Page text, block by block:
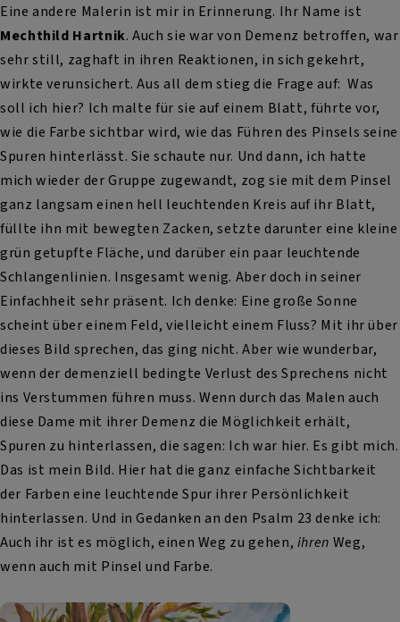
Eine andere Malerin ist mir in Erinnerung. Ihr Name ist
Mechthild Hartnik. Auch sie war von Demenz betroffen, war
sehr still, zaghaft in ihren Reaktionen, in sich gekehrt,
wirkte verunsichert. Aus all dem stieg die Frage auf: Was
soll ich hier? Ich malte für sie auf einem Blatt, führte vor,
wie die Farbe sichtbar wird, wie das Führen des Pinsels seine
Spuren hinterlässt. Sie schaute nur. Und dann, ich hatte
mich wieder der Gruppe zugewandt, zog sie mit dem Pinsel
ganz langsam einen hell leuchtenden Kreis auf ihr Blatt,
füllte ihn mit bewegten Zacken, setzte darunter eine kleine
grün getupfte Fläche, und darüber ein paar leuchtende
Schlangenlinien. Insgesamt wenig. Aber doch in seiner
Einfachheit sehr präsent. Ich denke: Eine große Sonne
scheint über einem Feld, vielleicht einem Fluss? Mit ihr über
dieses Bild sprechen, das ging nicht. Aber wie wunderbar,
wenn der demenziell bedingte Verlust des Sprechens nicht
ins Verstummen führen muss. Wenn durch das Malen auch
diese Dame mit ihrer Demenz die Möglichkeit erhält,
Spuren zu hinterlassen, die sagen: Ich war hier. Es gibt mich.
Das ist mein Bild. Hier hat die ganz einfache Sichtbarkeit
der Farben eine leuchtende Spur ihrer Persönlichkeit
hinterlassen. Und in Gedanken an den Psalm 23 denke ich:
Auch ihr ist es möglich, einen Weg zu gehen, ihren Weg,
wenn auch mit Pinsel und Farbe.